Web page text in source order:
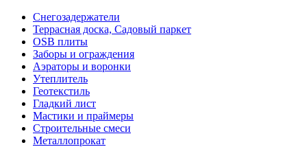
Снегозадержатели
Террасная доска, Садовый паркет
OSB плиты
Заборы и ограждения
Аэраторы и воронки
Утеплитель
Геотекстиль
Гладкий лист
Мастики и праймеры
Строительные смеси
Металлопрокат